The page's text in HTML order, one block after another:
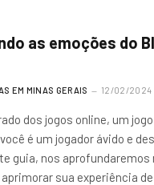
as emoções do
EM MINAS GERAIS 12/02/2024
dos jogos online, um
é um jogador ávido e
guia, nos
sua experiência